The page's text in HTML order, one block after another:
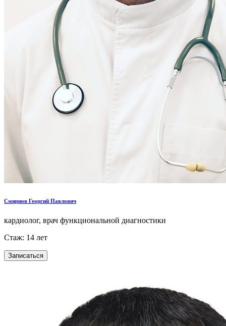
Смирнов Георгий Павлович
кардиолог, врач функциональной диагностики
Стаж: 14 лет
Записаться